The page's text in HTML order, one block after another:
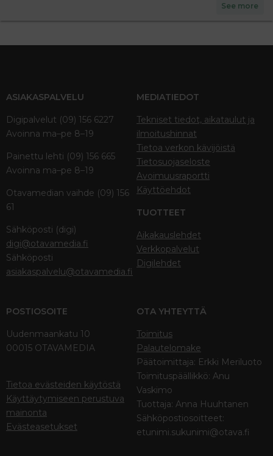
See more
ASIAKASPALVELU
Digipalvelut (09) 156 6227
Avoinna ma–pe 8–19
Painettu lehti (09) 156 665
Avoinna ma–pe 8–19
Otavamedian vaihde (09) 156
61
Sähköposti (digi)
digi@otavamedia.fi
Sähköposti
asiakaspalvelu@otavamedia.fi
MEDIATIEDOT
Tekniset tiedot, aikataulut ja
ilmoitushinnat
Tietoa verkon kävijöistä
Tietosuojaseloste
Avoimuusraportti
Käyttöehdot
TUOTTEET
Aikakauslehdet
Verkkopalvelut
Digilehdet
POSTIOSOITE
Uudenmaankatu 10
00015 OTAVAMEDIA
Tietoa evästeiden käytöstä
Käyttäytymiseen perustuva
mainonta
Evästeasetukset
OTA YHTEYTTÄ
Toimitus
Palautelomake
Päätoimittaja: Erkki Meriluoto
Toimituspäällikkö: Anu
Vaskimo
Tuottaja: Anna Huuhtanen
Sähköpostiosoitteet:
etunimi.sukunimi@otava.fi